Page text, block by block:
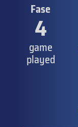
Fase
4
game
played